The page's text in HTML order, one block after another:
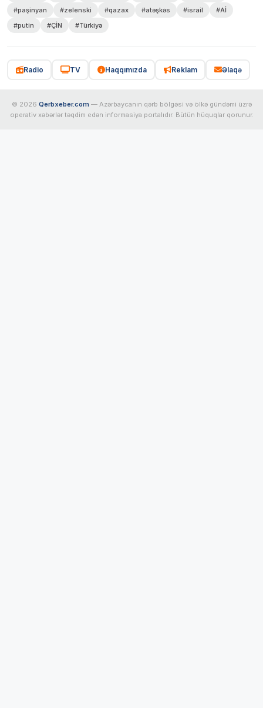
#paşinyan
#zelenski #qazax #atəşkəs #israil
#Aİ
#putin
#ÇİN #Türkiyə
Radio TV Haqqımızda Reklam Əlaqə
© 2026 Qerbxeber.com — Azərbaycanın qərb bölgəsi və ölkə gündəmi üzrə
operativ xəbərlər təqdim edən informasiya portalıdır. Bütün hüquqlar qorunur.